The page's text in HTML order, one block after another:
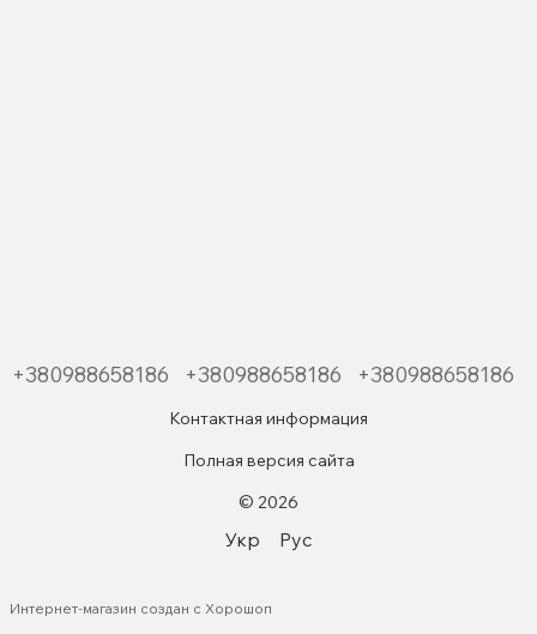
+380988658186 +380988658186 +380988658186
Контактная информация
Полная версия сайта
© 2026
Укр Рус
Интернет-магазин создан с Хорошоп